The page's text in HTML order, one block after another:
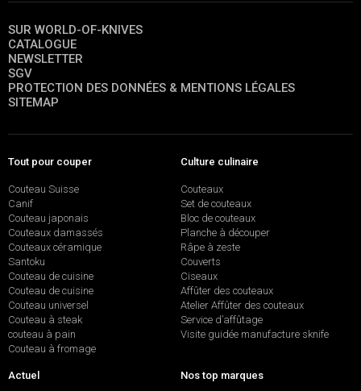
SUR WORLD-OF-KNIVES
CATALOGUE
NEWSLETTER
SGV
PROTECTION DES DONNÉES & MENTIONS LÉGALES
SITEMAP
Tout pour couper
Couteau Suisse
Canif
Couteau japonais
Couteaux damassés
Couteaux céramique
Santoku
Couteau de cuisine
Couteau de cuisine
Couteau universel
Couteau à steak
couteau à pain
Couteau à fromage
Culture culinaire
Couteaux
Set de couteaux
Bloc de couteaux
Planche à découper
Râpe à zeste
Couverts
Ciseaux
Affûter des couteaux
Atelier Affûter des couteaux
Service d’affûtage
Visite guidée manufacture sknife
Actuel Nos top marques